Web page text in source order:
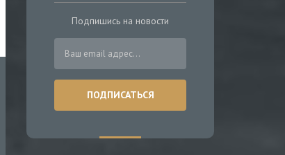
Подпишись на новости